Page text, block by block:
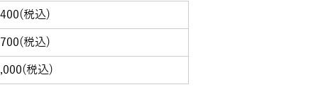
税込)
税込)
税込)